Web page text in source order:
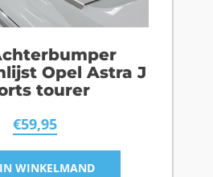
Opel Astra J
tourer
€59,95
WINKELMAND